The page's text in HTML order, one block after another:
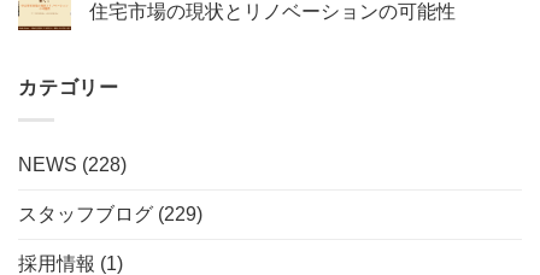
住宅市場の現状とリノベーションの可能性
カテゴリー
NEWS (228)
スタッフブログ (229)
採用情報 (1)